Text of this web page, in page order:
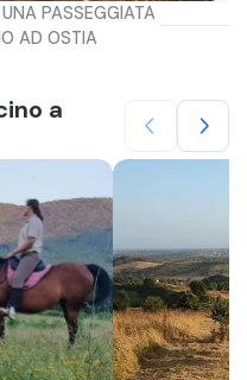
PASSEGGIATA
AD OSTIA
a